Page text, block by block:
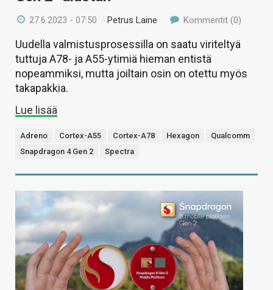
27.6.2023 - 07:50 /Petrus Laine Kommentit (0)
Uudella valmistusprosessilla on saatu viriteltyä
tuttuja A78- ja A55-ytimiä hieman entistä
nopeammiksi, mutta joiltain osin on otettu myös
takapakkia.
Lue lisää
Adreno Cortex-A55 Cortex-A78 Hexagon
Qualcomm
Snapdragon 4 Gen 2
Spectra